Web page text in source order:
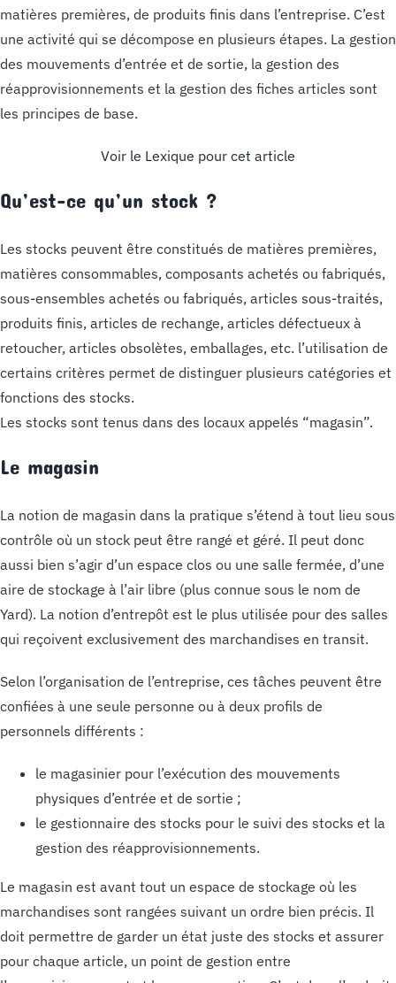
matières premières, de produits finis dans l’entreprise. C’est
une activité qui se décompose en plusieurs étapes. La gestion
des mouvements d’entrée et de sortie, la gestion des
réapprovisionnements et la gestion des fiches articles sont
les principes de base.
Voir le Lexique pour cet article
Qu’est-ce qu’un stock ?
Les stocks peuvent être constitués de matières premières,
matières consommables, composants achetés ou fabriqués,
sous-ensembles achetés ou fabriqués, articles sous-traités,
produits finis, articles de rechange, articles défectueux à
retoucher, articles obsolètes, emballages, etc. l’utilisation de
certains critères permet de distinguer plusieurs catégories et
fonctions des stocks.
Les stocks sont tenus dans des locaux appelés “magasin”.
Le magasin
La notion de magasin dans la pratique s’étend à tout lieu sous
contrôle où un stock peut être rangé et géré. Il peut donc
aussi bien s’agir d’un espace clos ou une salle fermée, d’une
aire de stockage à l’air libre (plus connue sous le nom de
Yard). La notion d’entrepôt est le plus utilisée pour des salles
qui reçoivent exclusivement des marchandises en transit.
Selon l’organisation de l’entreprise, ces tâches peuvent être
confiées à une seule personne ou à deux profils de
personnels différents :
le magasinier pour l’exécution des mouvements
physiques d’entrée et de sortie ;
le gestionnaire des stocks pour le suivi des stocks et la
gestion des réapprovisionnements.
Le magasin est avant tout un espace de stockage où les
marchandises sont rangées suivant un ordre bien précis. Il
doit permettre de garder un état juste des stocks et assurer
pour chaque article, un point de gestion entre